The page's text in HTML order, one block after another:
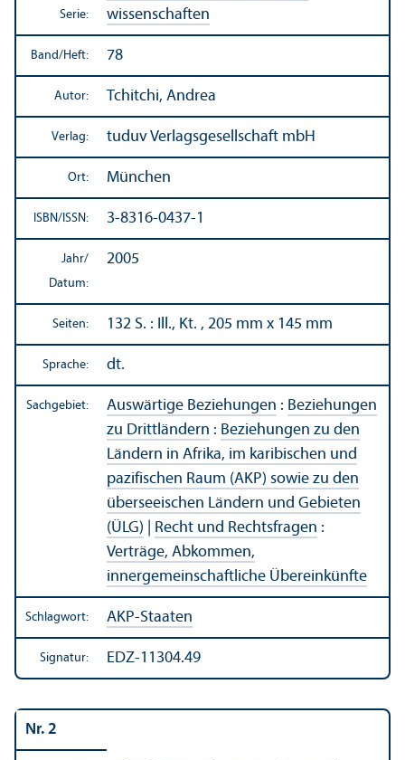
Serie:
wissenschaften
Band/Heft: 78
Autor: Tchitchi, Andrea
Verlag: tuduv Verlags­gesellschaft mbH
Ort: München
ISBN/ ISSN: 3-8316-0437-1
Jahr/
Datum:
2005
Seiten: 132 S. : Ill., Kt. , 205 mm x 145 mm
Sprache: dt.
Sachgebiet: Auswärtige Beziehungen : Beziehungen
zu Drittländern : Beziehungen zu den
Ländern in Afrika, im karibischen und
pazifischen Raum (AKP) sowie zu den
überseeischen Ländern und Gebieten
(ÜLG)
Recht und Rechts­fragen :
Verträge, Abkommen,
innergemeinschaft­liche Über­einkünfte
Schlagwort: AKP-Staaten
Signatur: EDZ-11304.49
Nr. 2